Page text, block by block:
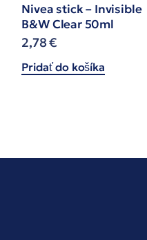
Nivea stick – Invisible
B&W Clear 50ml
2,78€
Pridať do košíka